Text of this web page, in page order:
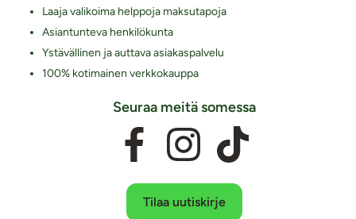
Laaja valikoima helppoja maksutapoja
Asiantunteva henkilökunta
Ystävällinen ja auttava asiakaspalvelu
100% kotimainen verkkokauppa
Seuraa meitä somessa
Tilaa uutiskirje